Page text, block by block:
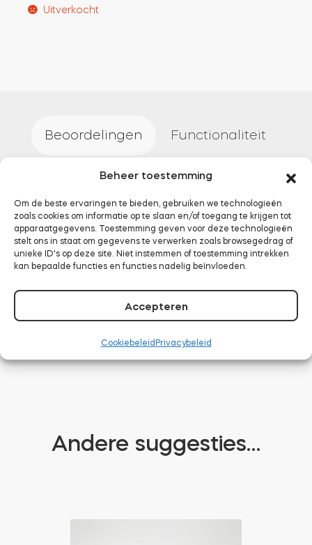
Beheer toestemming
Om de beste ervaringen te bieden, gebruiken we technologieën
zoals cookies om informatie op te slaan en/of toegang te krijgen tot
apparaatgegevens. Toestemming geven voor deze technologieën
stelt ons in staat om gegevens te verwerken zoals browsegedrag of
unieke ID's op deze site. Niet instemmen of toestemming intrekken
kan bepaalde functies en functies nadelig beïnvloeden.
Accepteren
Cookiebeleid Privacybeleid
Uitverkocht
Beoordelingen Functionaliteit
Documentatie
Andere suggesties…